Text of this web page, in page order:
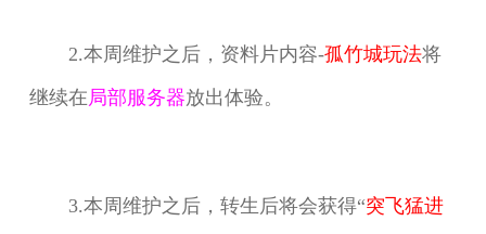
2.本周维护之后，资料片内容-孤竹城玩法将
继续在局部服务器放出体验。
3.本周维护之后，转生后将会获得“突飞猛进